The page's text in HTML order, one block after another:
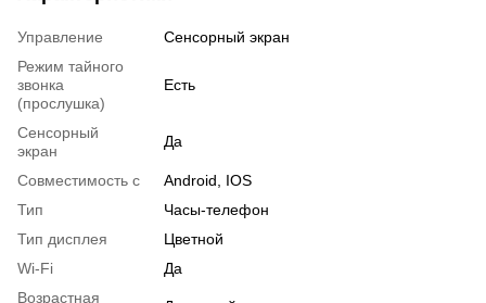
Управление
Сенсорный экран
Режим тайного
звонка
(прослушка)
Есть
Сенсорный
экран
Да
Совместимость с
Android, IOS
Тип
Часы-телефон
Тип дисплея
Цветной
Wi-Fi
Да
Возрастная